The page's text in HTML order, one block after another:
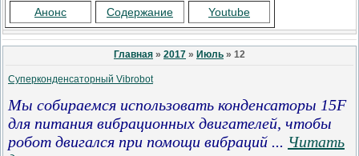
Анонс Содержание Youtube
Главная » 2017 » Июль » 12
Суперконденсаторный Vibrobot
Мы собираемся использовать конденсаторы 15F
для питания вибрационных двигателей, чтобы
робот двигался при помощи вибраций ... Читать